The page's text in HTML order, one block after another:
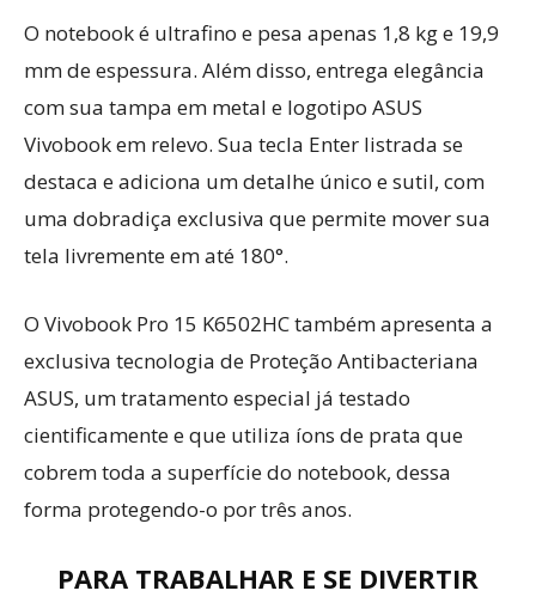
O notebook é ultrafino e pesa apenas 1,8 kg e 19,9
mm de espessura. Além disso, entrega elegância
com sua tampa em metal e logotipo ASUS
Vivobook em relevo. Sua tecla Enter listrada se
destaca e adiciona um detalhe único e sutil, com
uma dobradiça exclusiva que permite mover sua
tela livremente em até 180°.
O Vivobook Pro 15 K6502HC também apresenta a
exclusiva tecnologia de Proteção Antibacteriana
ASUS, um tratamento especial já testado
cientificamente e que utiliza íons de prata que
cobrem toda a superfície do notebook, dessa
forma protegendo-o por três anos.
PARA TRABALHAR E SE DIVERTIR